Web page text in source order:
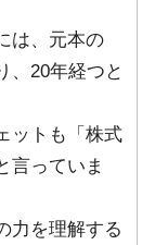
は、元本の
、20年経つと
ットも「株式
言っていま
力を理解する